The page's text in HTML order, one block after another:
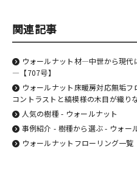
関連記事
ウォールナット材―中世から現
―【707号】
ウォールナット床暖房対応無垢
コントラストと縞模様の木目が織り
人気の樹種 - ウォールナット
事例紹介 - 樹種から選ぶ - ウォー
ウォールナットフローリング一覧